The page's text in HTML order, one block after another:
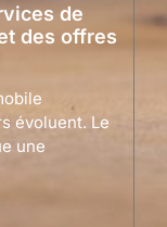
de
des offres
évoluent. Le
une